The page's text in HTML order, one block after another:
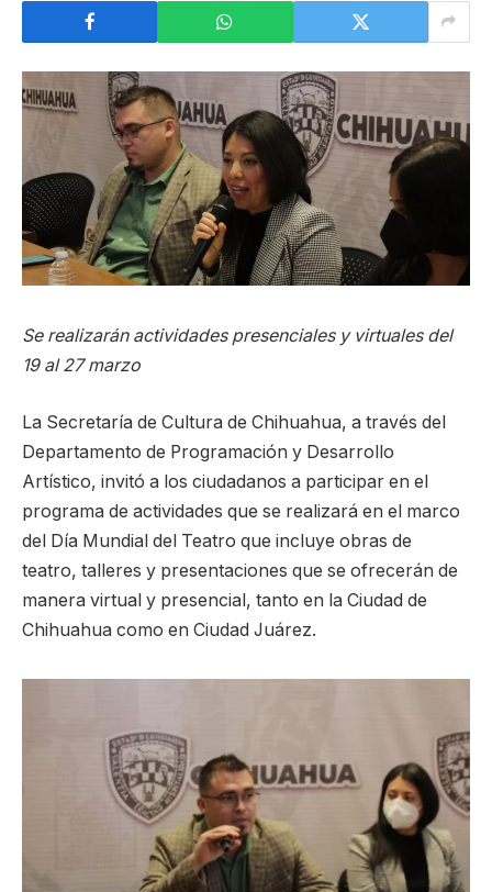
Se realizarán actividades presenciales y virtuales del
19 al 27 marzo
La Secretaría de Cultura de Chihuahua, a través del
Departamento de Programación y Desarrollo
Artístico, invitó a los ciudadanos a participar en el
programa de actividades que se realizará en el marco
del Día Mundial del Teatro que incluye obras de
teatro, talleres y presentaciones que se ofrecerán de
manera virtual y presencial, tanto en la Ciudad de
Chihuahua como en Ciudad Juárez.